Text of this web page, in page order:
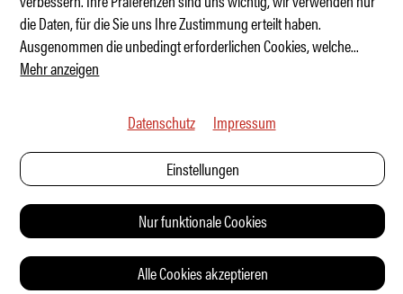
Das schönste Rennen der Welt
die Daten, für die Sie uns Ihre Zustimmung erteilt haben.
Ausgenommen die unbedingt erforderlichen Cookies, welche...
Mehr anzeigen
Datenschutz Impressum
Einstellungen
Nur funktionale Cookies
Alle Cookies akzeptieren